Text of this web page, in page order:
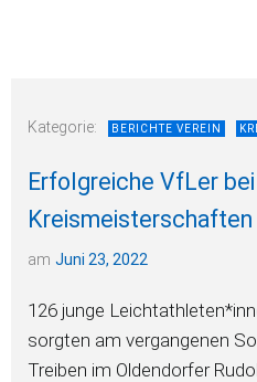
Kategorie: BERICHTE VEREIN
Erfolgreiche VfLer
am Juni 23, 2022
126 junge
sorgten am vergangenen
Treiben im Oldendorfer